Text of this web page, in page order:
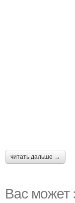
читать дальше →
Вас может